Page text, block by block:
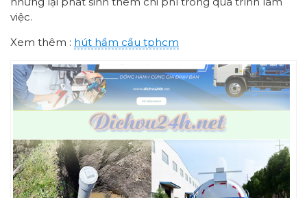
việc.
Xem thêm : hút hầm cầu tphcm